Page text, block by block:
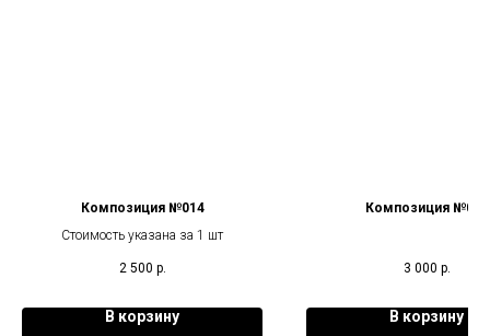
Композиция №014
Стоимость указана за 1 шт
2 500 р.
В корзину
Композиция №015
3 000 р.
В корзину